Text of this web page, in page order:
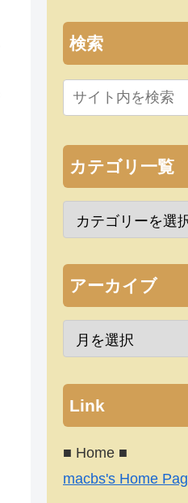
検索
カテゴリ一覧
アーカイブ
Link
■ Home ■
macbs's Home